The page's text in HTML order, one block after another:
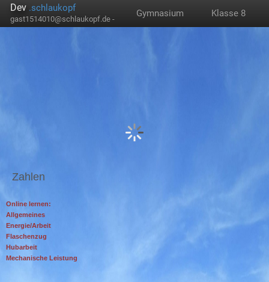
Dev .schlaukopf
gast1514010@schlaukopf.de -
Gymnasium Klasse 8
Zahlen
Online lernen:
Allgemeines
Energie/Arbeit
Flaschenzug
Hubarbeit
Mechanische Leistung